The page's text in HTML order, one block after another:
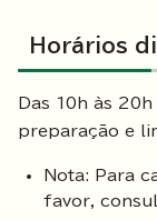
Horários
Das 10h às
preparação e
Nota: Para
favor,